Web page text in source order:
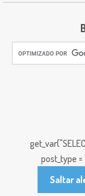
post_type
Saltar